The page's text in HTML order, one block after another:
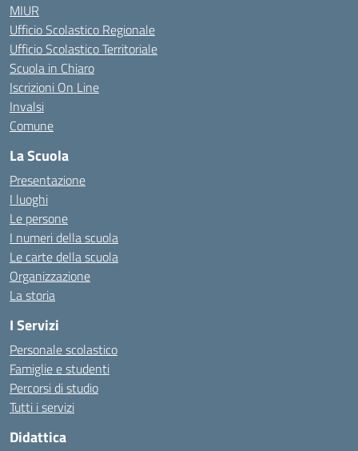
MIUR
Ufficio Scolastico Regionale
Ufficio Scolastico Territoriale
Scuola in Chiaro
Iscrizioni On Line
Invalsi
Comune
La Scuola
Presentazione
I luoghi
Le persone
I numeri della scuola
Le carte della scuola
Organizzazione
La storia
I Servizi
Personale scolastico
Famiglie e studenti
Percorsi di studio
Tutti i servizi
Didattica